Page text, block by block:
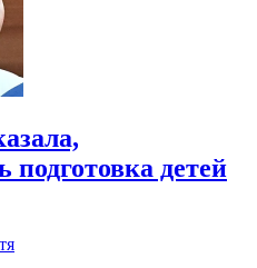
подготовка детей